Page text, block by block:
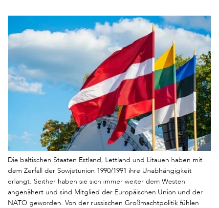
Die baltischen Staaten Estland, Lettland und Litauen haben mit
dem Zerfall der Sowjetunion 1990/1991 ihre Unabhängigkeit
erlangt. Seither haben sie sich immer weiter dem Westen
angenähert und sind Mitglied der Europäischen Union und der
NATO geworden. Von der russischen Großmachtpolitik fühlen